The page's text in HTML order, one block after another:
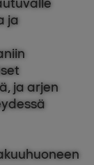
ja
ja arjen